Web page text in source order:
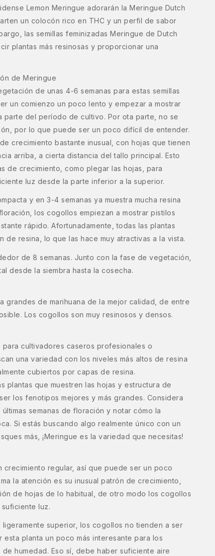
Lemon Meringue adorarán la Meringue Dutch
un colocón rico en THC y un perfil de sabor
las semillas feminizadas Meringue de Dutch
plantas más resinosas y proporcionar una
de Meringue
de unas 4-6 semanas para estas semillas
un comienzo un poco lento y empezar a mostrar
parte del período de cultivo. Por ota parte, no se
por lo que puede ser un poco difícil de entender.
crecimiento bastante inusual, con hojas que tienen
arriba, a cierta distancia del tallo principal. Esto
de crecimiento, como plegar las hojas, para
luz desde la parte inferior a la superior.
y en 3-4 semanas ya muestra mucha resina
los cogollos empiezan a mostrar pistilos
rápido. Afortunadamente, todas las plantas
de resina, lo que las hace muy atractivas a la vista.
de 8 semanas. Junto con la fase de vegetación,
desde la siembra hasta la cosecha.
grandes de marihuana de la mejor calidad, de entre
Los cogollos son muy resinosos y densos.
cultivadores caseros profesionales o
una variedad con los niveles más altos de resina
cubiertos por capas de resina.
plantas que muestren las hojas y estructura de
los fenotipos mejores y más grandes. Considera
semanas de floración y notar cómo la
Si estás buscando algo realmente único con un
más, ¡Meringue es la variedad que necesitas!
crecimiento regular, así que puede ser un poco
la atención es su inusual patrón de crecimiento,
de hojas de lo habitual, de otro modo los cogollos
luz.
superior, los cogollos no tienden a ser
planta un poco más interesante para los
humedad. Eso sí, debe haber suficiente aire